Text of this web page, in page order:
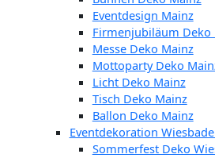
Eventdesign Mainz
Firmenjubiläum Deko
Messe Deko Mainz
Mottoparty Deko
Licht Deko Mainz
Tisch Deko Mainz
Ballon Deko Mainz
Eventdekoration
Sommerfest Deko